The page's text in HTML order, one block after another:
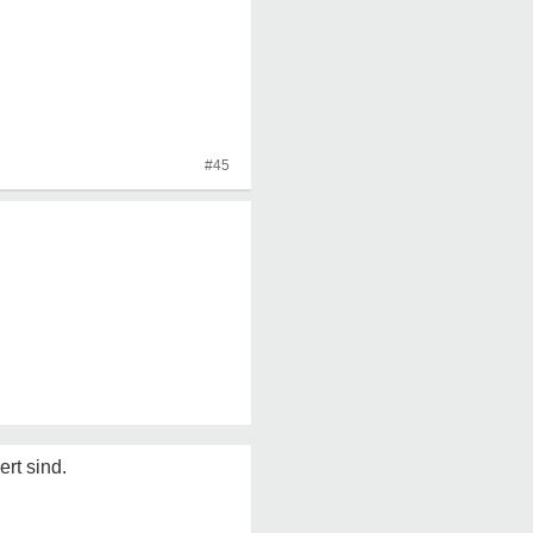
#45
sind.